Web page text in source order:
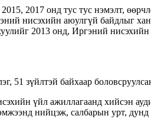
2017 онд тус тус нэмэлт,
нисэхийн аюулгүй байдлыг
2013 онд, Иргэний
зүйлтэй байхаар
үйл ажиллагаанд хийсэн
нийцэж, салбарын урт,